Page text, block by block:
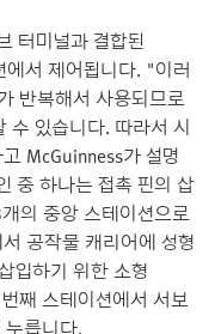
터미널과 결합된
에서 제어됩니다. "이러
반복해서 사용되므로
수 있습니다. 따라서 시
McGuinness가 설명
중 하나는 접촉 핀의 삽
의 중앙 스테이션으로
공작물 캐리어에 성형
입하기 위한 소형
째 스테이션에서 서보
릅니다.